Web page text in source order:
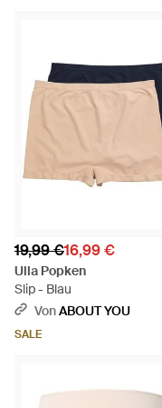
19,99 €16,99 €
Ulla Popken
Slip - Blau
VonABOUT YOU
SALE